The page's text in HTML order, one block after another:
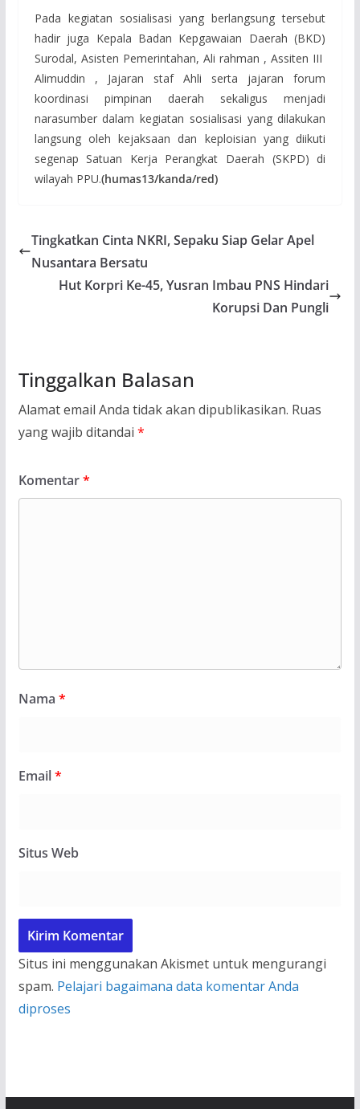
Pada kegiatan sosialisasi yang berlangsung tersebut
hadir juga Kepala Badan Kepgawaian Daerah (BKD)
Surodal, Asisten Pemerintahan, Ali rahman , Assiten III
Alimuddin , Jajaran staf Ahli serta jajaran forum
koordinasi pimpinan daerah sekaligus menjadi
narasumber dalam kegiatan sosialisasi yang dilakukan
langsung oleh kejaksaan dan keploisian yang diikuti
segenap Satuan Kerja Perangkat Daerah (SKPD) di
wilayah PPU.(humas13/kanda/red)
Tingkatkan Cinta NKRI, Sepaku Siap Gelar Apel
Nusantara Bersatu
Hut Korpri Ke-45, Yusran Imbau PNS Hindari
Korupsi Dan Pungli
Tinggalkan Balasan
Alamat email Anda tidak akan dipublikasikan. Ruas
yang wajib ditandai *
Komentar*
Nama *
Email*
Situs Web
Situs ini menggunakan Akismet untuk mengurangi
spam. Pelajari bagaimana data komentar Anda
diproses